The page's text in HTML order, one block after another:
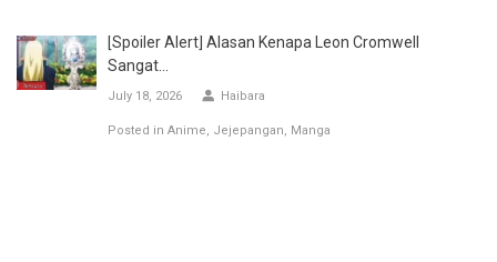
[Spoiler Alert] Alasan Kenapa Leon Cromwell
Sangat...
July 18, 2026 Haibara
Posted in Anime Jejepangan Manga